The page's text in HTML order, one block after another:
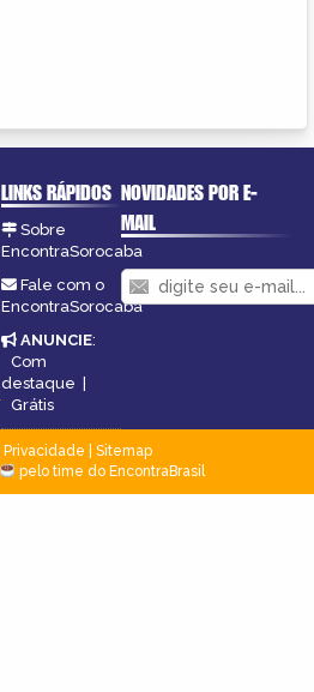
LINKS RÁPIDOS
Sobre
EncontraSorocaba
Fale com o
EncontraSorocaba
ANUNCIE:
Com
destaque |
Grátis
NOVIDADES POR E-
MAIL
Privacidade
Sitemap
pelo time do EncontraBrasil